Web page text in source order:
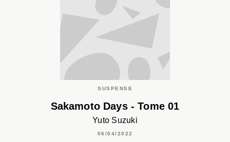
SUSPENSE
Sakamoto Days - Tome 01
Yuto Suzuki
06/04/2022